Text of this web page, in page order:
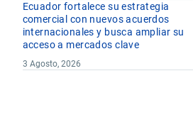
Ecuador fortalece su estrategia
comercial con nuevos acuerdos
internacionales y busca ampliar su
acceso a mercados clave
3 Agosto, 2026